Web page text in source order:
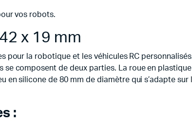
vos robots.
x 19 mm
pour la robotique et les véhicules RC
se composent de deux parties. La roue en
en silicone de 80 mm de diamètre qui s’adapte
: